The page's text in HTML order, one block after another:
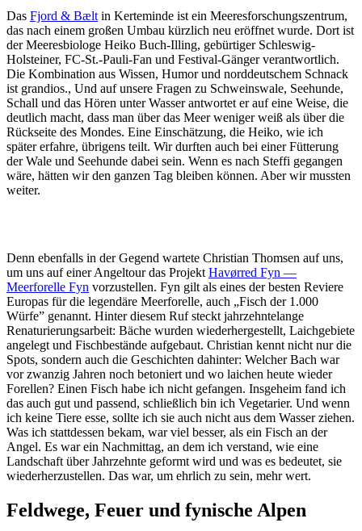
Das Fjord & Bælt in Kerteminde ist ein Meeresforschungszentrum,
das nach einem großen Umbau kürzlich neu eröffnet wurde. Dort ist
der Meeresbiologe Heiko Buch-Illing, gebürtiger Schleswig-
Holsteiner, FC-St.-Pauli-Fan und Festival-Gänger verantwortlich.
Die Kombination aus Wissen, Humor und norddeutschem Schnack
ist grandios., Und auf unsere Fragen zu Schweinswale, Seehunde,
Schall und das Hören unter Wasser antwortet er auf eine Weise, die
deutlich macht, dass man über das Meer weniger weiß als über die
Rückseite des Mondes. Eine Einschätzung, die Heiko, wie ich
später erfahre, übrigens teilt. Wir durften auch bei einer Fütterung
der Wale und Seehunde dabei sein. Wenn es nach Steffi gegangen
wäre, hätten wir den ganzen Tag bleiben können. Aber wir mussten
weiter.
Denn ebenfalls in der Gegend wartete Christian Thomsen auf uns,
um uns auf einer Angeltour das Projekt Havørred Fyn —
Meerforelle Fyn vorzustellen. Fyn gilt als eines der besten Reviere
Europas für die legendäre Meerforelle, auch „Fisch der 1.000
Würfe” genannt. Hinter diesem Ruf steckt jahrzehntelange
Renaturierungsarbeit: Bäche wurden wiederhergestellt, Laichgebiete
angelegt und Fischbestände aufgebaut. Christian kennt nicht nur die
Spots, sondern auch die Geschichten dahinter: Welcher Bach war
vor zwanzig Jahren noch betoniert und wo laichen heute wieder
Forellen? Einen Fisch habe ich nicht gefangen. Insgeheim fand ich
das auch gut und passend, schließlich bin ich Vegetarier. Und wenn
ich keine Tiere esse, sollte ich sie auch nicht aus dem Wasser ziehen.
Was ich stattdessen bekam, war viel besser, als ein Fisch an der
Angel. Es war ein Nachmittag, an dem ich verstand, wie eine
Landschaft über Jahrzehnte geformt wird und was es bedeutet, sie
wiederherzustellen. Das war, um ehrlich zu sein, mehr wert.
Feldwege, Feuer und fynische Alpen